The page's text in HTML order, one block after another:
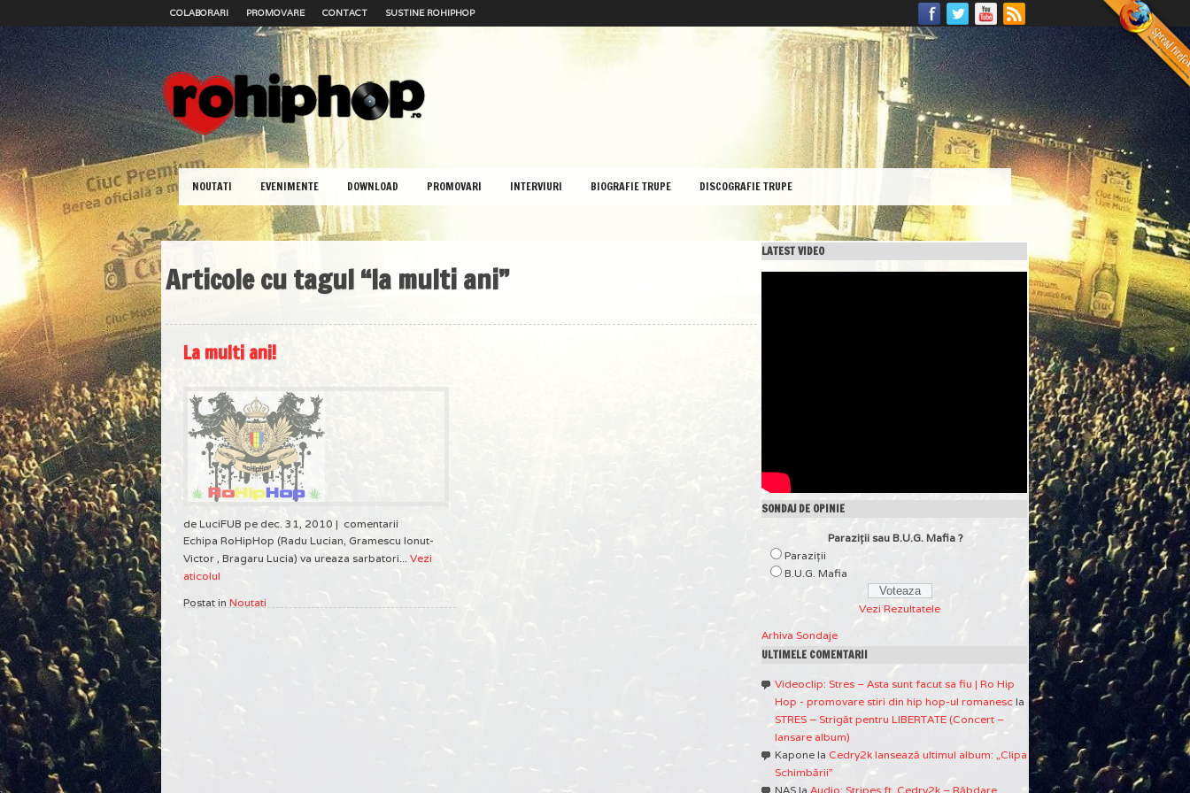
COLABORARI PROMOVARE CONTACT SUSTINE ROHIPHOP
NOUTATI EVENIMENTE DOWNLOAD PROMOVARI INTERVIURI BIOGRAFIE TRUPE DISCOGRAFIE TRUPE
Articole cu tagul “la multi ani”
La multi ani!
de LuciFUB pe dec. 31, 2010 | comentarii
Echipa RoHipHop (Radu Lucian, Gramescu Ionut-
Victor , Bragaru Lucia) va ureaza sarbatori... Vezi
aticolul
Postat in Noutati
LATEST VIDEO
SONDAJ DE OPINIE
Paraziţii sau B.U.G. Mafia ?
Paraziţii
B.U.G. Mafia
Vezi Rezultatele
Arhiva Sondaje
ULTIMELE COMENTARII
Videoclip: Stres – Asta sunt facut sa fiu | Ro Hip
Hop - promovare stiri din hip hop-ul romanesc la
STRES – Strigăt pentru LIBERTATE (Concert –
lansare album)
Kapone la Cedry2k lansează ultimul album: „Clipa
Schimbării”
NAS la Audio: Stripes ft. Cedry2k – Răbdare